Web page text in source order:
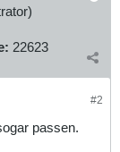
22623
#2
passen.